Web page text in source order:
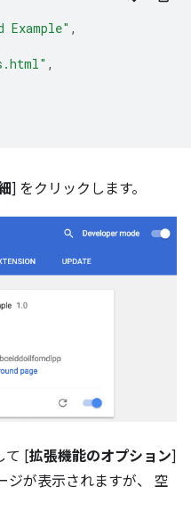
,
,
] をクリックします。
て [拡張機能のオプション]
ジが表示されますが、 空